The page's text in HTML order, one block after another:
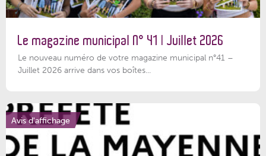
Le magazine municipal N° 41 | Juillet 2026
Le nouveau numéro de votre magazine municipal n°41 –
Juillet 2026 arrive dans vos boîtes...
Avis d'affichage